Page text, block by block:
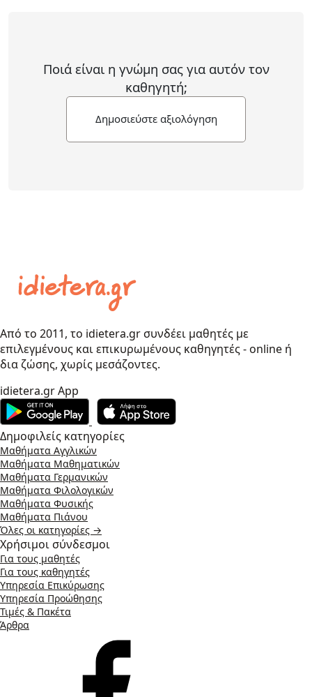
Ποιά είναι η γνώμη σας για αυτόν τον
καθηγητή;
Δημοσιεύστε αξιολόγηση
Από το 2011, το idietera.gr συνδέει μαθητές με
επιλεγμένους και επικυρωμένους καθηγητές - online ή
δια ζώσης, χωρίς μεσάζοντες.
idietera.gr App
Δημοφιλείς κατηγορίες
Μαθήματα Αγγλικών
Μαθήματα Μαθηματικών
Μαθήματα Γερμανικών
Μαθήματα Φιλολογικών
Μαθήματα Φυσικής
Μαθήματα Πιάνου
Όλες οι κατηγορίες →
Χρήσιμοι σύνδεσμοι
Για τους μαθητές
Για τους καθηγητές
Υπηρεσία Επικύρωσης
Υπηρεσία Προώθησης
Τιμές & Πακέτα
Άρθρα